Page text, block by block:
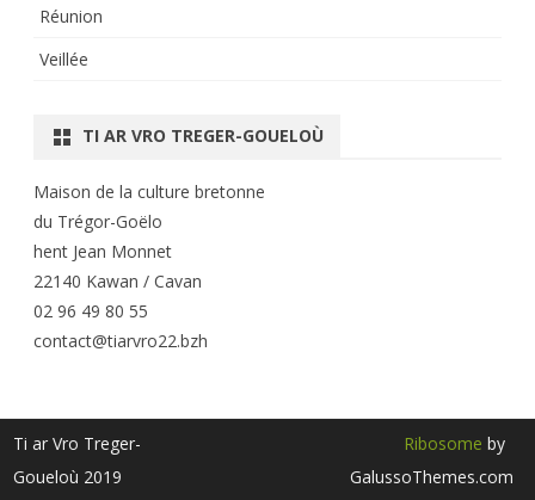
Réunion
Veillée
TI AR VRO TREGER-GOUELOÙ
Maison de la culture bretonne
du Trégor-Goëlo
hent Jean Monnet
22140 Kawan / Cavan
02 96 49 80 55
contact@tiarvro22.bzh
Ti ar Vro Treger-
Goueloù 2019
Ribosome by
GalussoThemes.com